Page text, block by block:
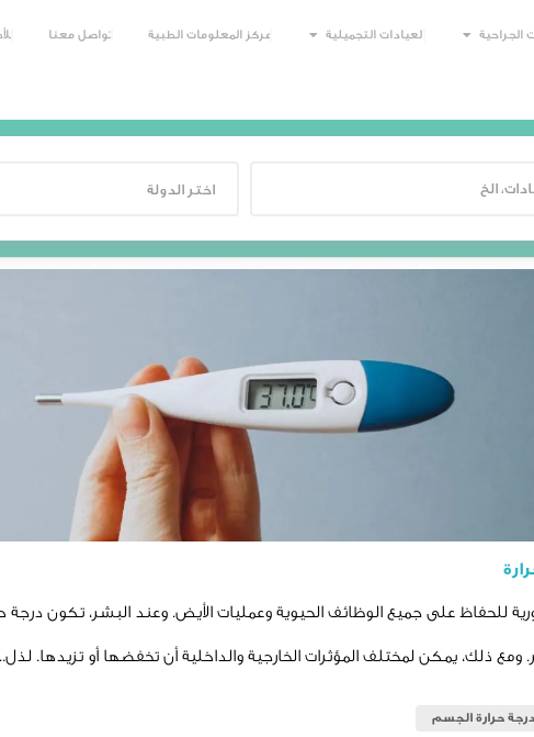
الجراحية العيادات التجميلية مركز المعلومات الطبية تواصل معنا
اختر الدولة
للحفاظ على جميع الوظائف الحيوية وعمليات الأيض. وعند البشر، تكون درجة
ومع ذلك، يمكن لمختلف المؤثرات الخارجية والداخلية أن تخفضها أو تزيدها.
درجة حرارة الجسم